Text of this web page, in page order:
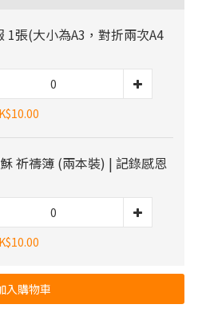
1張(大小為A3，對折兩次A4
祈禱簿 (兩本裝) | 記錄感恩
入購物車